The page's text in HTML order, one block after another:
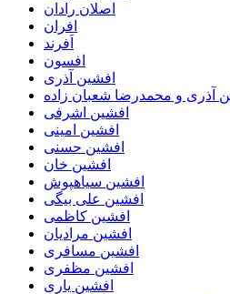
اصلان رادان
افران
اَفرند
افسون
افشین آذری
آذری و محمدرضا شعبان زاده
افشین اشرفی
افشین امینی
افشین حسنی
افشین خان
افشین سیاهپوش
افشین علی بیگی
افشین کاظمی
افشین مرادیان
افشین مسافری
افشین مظفری
افشین یاری